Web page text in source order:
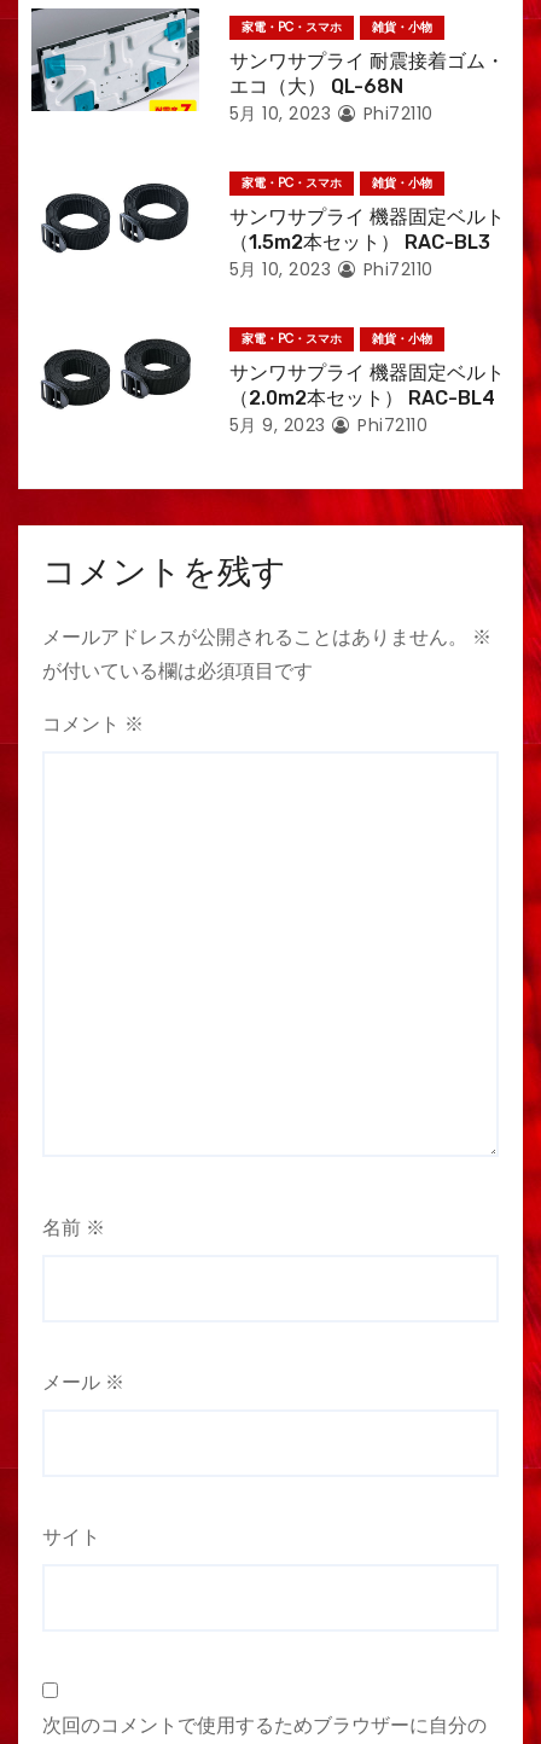
家電・PC・スマホ 雑貨・小物
サンワサプライ 耐震接着ゴム・
エコ（大） QL-68N
5月 10, 2023 Phi72110
家電・PC・スマホ 雑貨・小物
サンワサプライ 機器固定ベルト
（1.5m2本セット） RAC-BL3
5月 10, 2023 Phi72110
家電・PC・スマホ 雑貨・小物
サンワサプライ 機器固定ベルト
（2.0m2本セット） RAC-BL4
5月 9, 2023 Phi72110
コメントを残す
メールアドレスが公開されることはありません。
※
が付いている欄は必須項目です
コメント ※
名前 ※
メール ※
サイト
次回のコメントで使用するためブラウザーに自分の